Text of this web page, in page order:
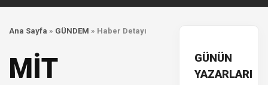
Ana Sayfa » GÜNDEM » Haber Detayı
MİT
GÜNÜN
YAZARLARI